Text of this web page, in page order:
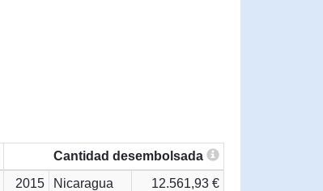
Cantidad desembolsada
2015 Nicaragua 12.561,93 €